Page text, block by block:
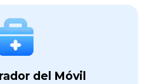
del Móvil